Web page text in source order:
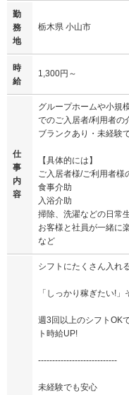
勤
務
地
栃木県 小山市
時
給
1,300円～
仕
事
内
容
グループホームや小規
でのご入居者/利用者の
ブランクあり・未経験
【具体的には】
ご入居者様/ご利用者様
食事介助
入浴介助
掃除、洗濯などの日常
お客様と社員が一緒に
など
シフトにたくさん入れ
「しっかり稼ぎたい!
週3回以上のシフトOK
ト時給UP!
----------------------------
未経験でも安心